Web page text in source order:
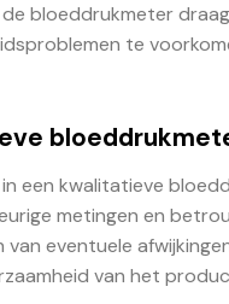
bloeddrukmeter
te
een kwalitatieve
metingen en
eventuele
van het